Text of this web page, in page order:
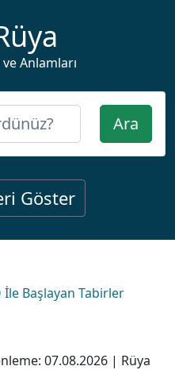
Anlamları
Ara
Göster
İle Başlayan Tabirler
07.08.2026 | Rüya